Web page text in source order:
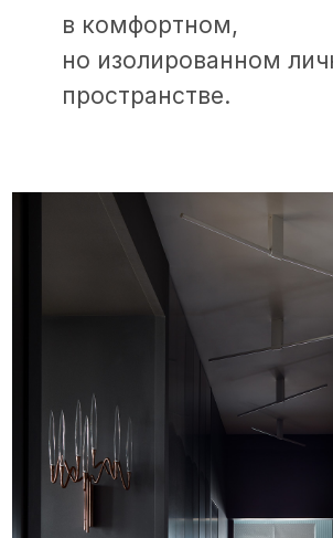
В итоге на первом этаже
мы разместили гостиную, кухню,
столовую, кабинет, прихожую,
постирочную, место для
+
+